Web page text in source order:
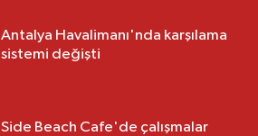
Antalya Havalimanı'nda karşılama
sistemi değişti
Side Beach Cafe'de çalışmalar